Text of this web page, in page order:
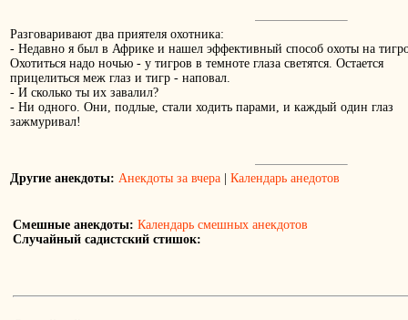
Разговаривают два приятеля охотника:
- Hедавно я был в Африке и нашел эффективный способ охоты на
Охотиться надо ночью - у тигров в темноте глаза светятся. Остается
прицелиться меж глаз и тигр - наповал.
- И сколько ты их завалил?
- Hи одного. Они, подлые, стали ходить парами, и каждый один глаз
зажмуривал!
Другие анекдоты: Анекдоты за вчера Календарь анедотов
Смешные анекдоты: Календарь смешных анекдотов
Случайный садистский стишок: